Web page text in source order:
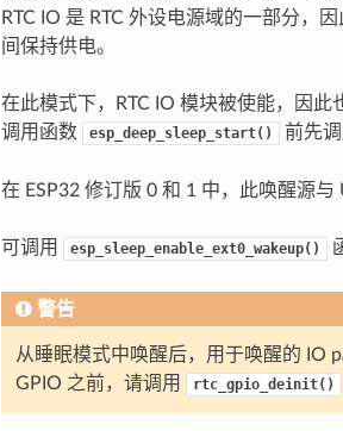
RTC IO 是 RTC 外设电源域的一部分，
间保持供电。
在此模式下，RTC IO 模块被使能，因
调用函数
esp_deep_sleep_start() 前先
在 ESP32 修订版 0 和 1 中，此唤醒源与
可调用 esp_sleep_enable_ext0_wakeup()
警告
从睡眠模式中唤醒后，用于唤醒的 IO
GPIO 之前，请调用
rtc_gpio_deinit()